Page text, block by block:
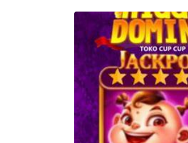
memesan,
semua
rincian
akomodasi
termasuk
nomor
telepon
dan
alamat
disertakan